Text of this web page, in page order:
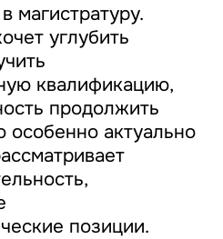
магистратуру.
углубить
квалификацию,
продолжить
особенно актуально
позиции.